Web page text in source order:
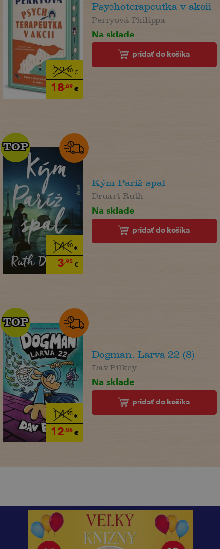
22,90€
18,09€
Psychoterapeutka v akcii
Perryová Philippa
Na sklade
pridať do košíka
14,90€
3,95€
TOP
TOP
Kým Paríž spal
Druart Ruth
Na sklade
pridať do košíka
14,95€
12,86€
TOP
TOP
Dogman. Larva 22 (8)
Dav Pilkey
Na sklade
pridať do košíka